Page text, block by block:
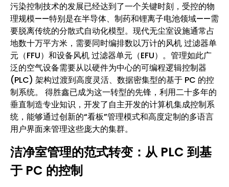
污染控制技术的发展已经达到了一个关键时刻，受控的物
理规模——特别是在半导体、制药和锂离子电池领域——需
要脱离传统的分散式自动化模型。现代无尘室设施通常占
地数十万平方米，需要同时编排数以万计的风机 过滤器单
元（FFU）和设备风机 过滤器单元（EFU）。管理如此广
泛的空气设备需要从以硬件为中心的可编程逻辑控制器
(PLC) 架构过渡到高度灵活、数据密集型的基于 PC 的控
制系统。 得胜鑫已成为这一转型的先锋，利用二十多年的
垂直制造专业知识，开发了自主开发的计算机集成控制系
统，能够通过创新的“看板”管理模式和高度定制的多语言
用户界面来管理这些庞大的集群。
洁净室管理的范式转变：从 PLC 到基
于 PC 的控制